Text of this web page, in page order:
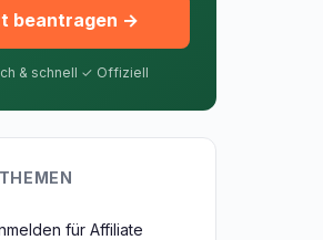
beantragen →
& schnell ✓ Offiziell
für Affiliate